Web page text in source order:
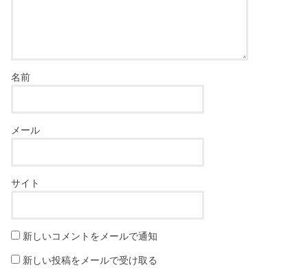
名前
メール
サイト
新しいコメントをメールで通知
新しい投稿をメールで受け取る